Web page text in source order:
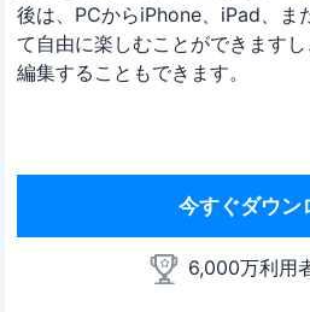
後は、PCからiPhone、iPad、ま
て自由に楽しむことができます
編集することもできます。
今すぐダウン
6,000万利用